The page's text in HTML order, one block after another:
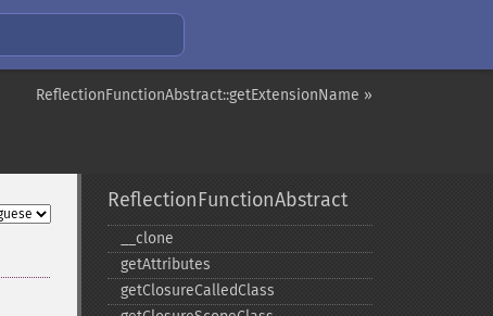
ReflectionFunctionAbstract::getExtensionName »
ReflectionFunctionAbstract
_​_​clone
getAttributes
getClosureCalledClass